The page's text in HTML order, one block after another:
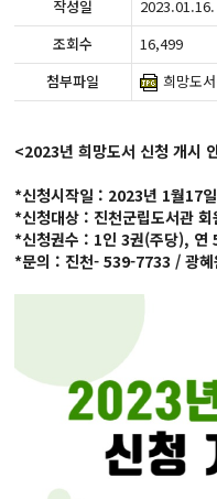
작성일
2023.01.16.
조회수
16,499
첨부파일
희망도
<2023년 희망도서 신청 개시
*신청시작일 : 2023년 1월17
*신청대상 : 진천군립도서관
*신청권수 : 1인 3권(주당), 연
*문의 : 진천- 539-7733 / 광